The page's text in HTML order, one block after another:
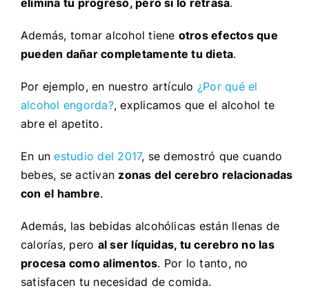
Además, tomar alcohol tiene otros efectos que
pueden dañar completamente tu dieta.
Por ejemplo, en nuestro artículo ¿Por qué el
alcohol engorda?, explicamos que el alcohol te
abre el apetito.
En unestudio del 2017, se demostró que cuando
bebes, se activan zonas del cerebro relacionadas
con el hambre.
Además, las bebidas alcohólicas están llenas de
calorías, pero al ser líquidas, tu cerebro no las
procesa como alimentos. Por lo tanto, no
satisfacen tu necesidad de comida.